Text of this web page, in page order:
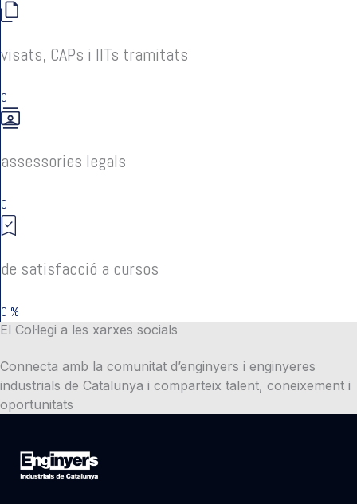
visats, CAPs i IITs tramitats
0
assessories legals
0
de satisfacció a cursos
0 %
El Col·legi a les xarxes socials
Connecta amb la comunitat d’enginyers i enginyeres
industrials de Catalunya i comparteix talent, coneixement i
oportunitats